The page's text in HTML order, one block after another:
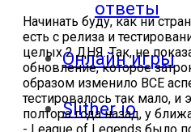
ответы
Онлайн игры
Slither io
Начинать буду, как ни
есть с релиза и
целых 2 ДНЯ. Так, не
обновление, которое
образом изменило ВСЕ
тестировалось так мало, и
полтора года назад, у
- League of Legends было